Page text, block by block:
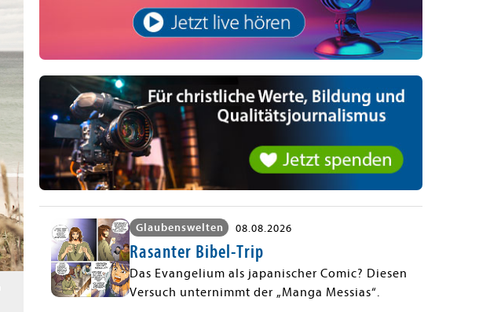
Glaubenswelten 08.08.2026
Rasanter Bibel-Trip
Das Evangelium als japanischer Comic? Diesen
Versuch unternimmt der „Manga Messias“.